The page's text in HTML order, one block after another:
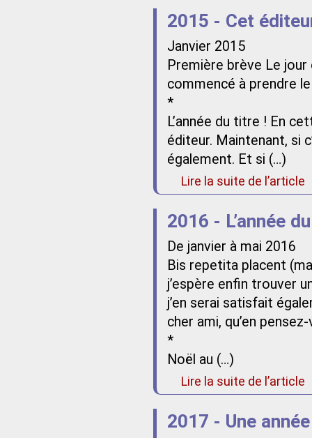
2015 - Cet
Janvier 2015
Première brève Le jour
commencé à prendre
*
L’année du titre ! En
éditeur. Maintenant, si
également. Et si (…)
Lire la suite de l’article
2016 - L’année
De janvier à mai 2016
Bis repetita placent
j’espère enfin trouver
j’en serai satisfait
cher ami, qu’en
*
Noël au (…)
Lire la suite de l’article
2017 - Une